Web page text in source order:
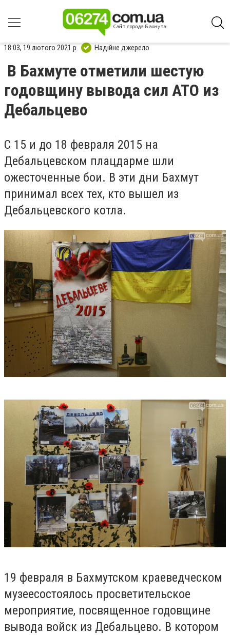
18:03, 19 лютого 2021 р. Надійне джерело
В Бахмуте отметили шестую
годовщину вывода сил АТО из
Дебальцево
С 15 и до 18 февраля 2015 на
Дебальцевском плацдарме шли
ожесточенные бои. В эти дни Бахмут
принимал всех тех, кто вышел из
Дебальцевского котла.
19 февраля в Бахмутском краеведческом
музеесостоялось просветительское
мероприятие, посвященное годовщине
вывода войск из Дебальцево. В котором